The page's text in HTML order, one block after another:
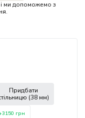
ми допоможемо з
Придбати
(38 мм)
грн